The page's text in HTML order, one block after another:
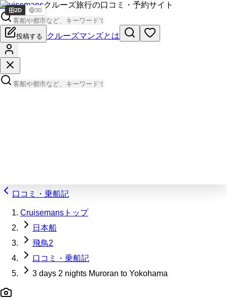
Cruisemansクルーズ旅行の口コミ・予約サイト
投稿する クルーズマンズとは
口コミ・乗船記
Cruisemansトップ
日本船
飛鳥2
口コミ・乗船記
3 days 2 nights Muroran to Yokohama
2D 3D